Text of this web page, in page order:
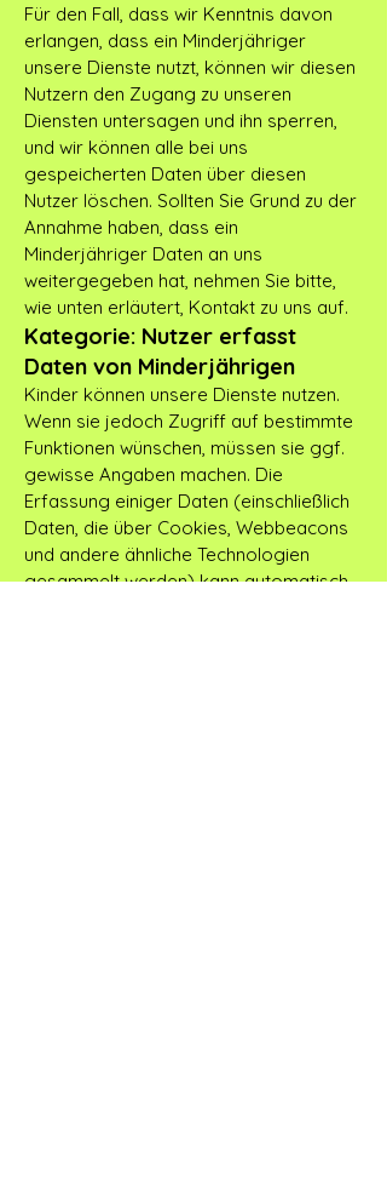
Für den Fall, dass wir Kenntnis davon
erlangen, dass ein Minderjähriger
unsere Dienste nutzt, können wir diesen
Nutzern den Zugang zu unseren
Diensten untersagen und ihn sperren,
und wir können alle bei uns
gespeicherten Daten über diesen
Nutzer löschen. Sollten Sie Grund zu der
Annahme haben, dass ein
Minderjähriger Daten an uns
weitergegeben hat, nehmen Sie bitte,
wie unten erläutert, Kontakt zu uns auf.
Kategorie: Nutzer erfasst
Daten von Minderjährigen
Kinder können unsere Dienste nutzen.
Wenn sie jedoch Zugriff auf bestimmte
Funktionen wünschen, müssen sie ggf.
gewisse Angaben machen. Die
Erfassung einiger Daten (einschließlich
Daten, die über Cookies, Webbeacons
und andere ähnliche Technologien
gesammelt werden) kann automatisch